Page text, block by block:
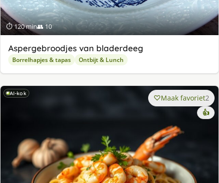
⏱ 120 min👥 10
Aspergebroodjes van bladerdeeg
Borrelhapjes & tapas Ontbijt & Lunch
AI-kok Maak favoriet2
👍